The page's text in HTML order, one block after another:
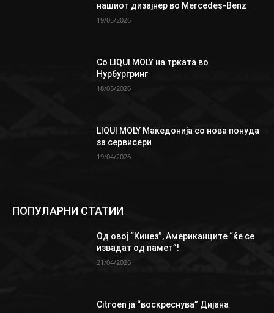
нашиот дизајнер во Mercedes-Benz
19/05/2026
Со LIQUI MOLY на трката во
Нурбургринг
18/05/2026
LIQUI MOLY Македонија со нова понуда
за сервисери
19/04/2026
ПОПУЛАРНИ СТАТИИ
Од овој “Кинез”, Aмериканците “ќе се
извадат од памет”!
21/04/2026
Citroen ја “воскреснува” Дијана